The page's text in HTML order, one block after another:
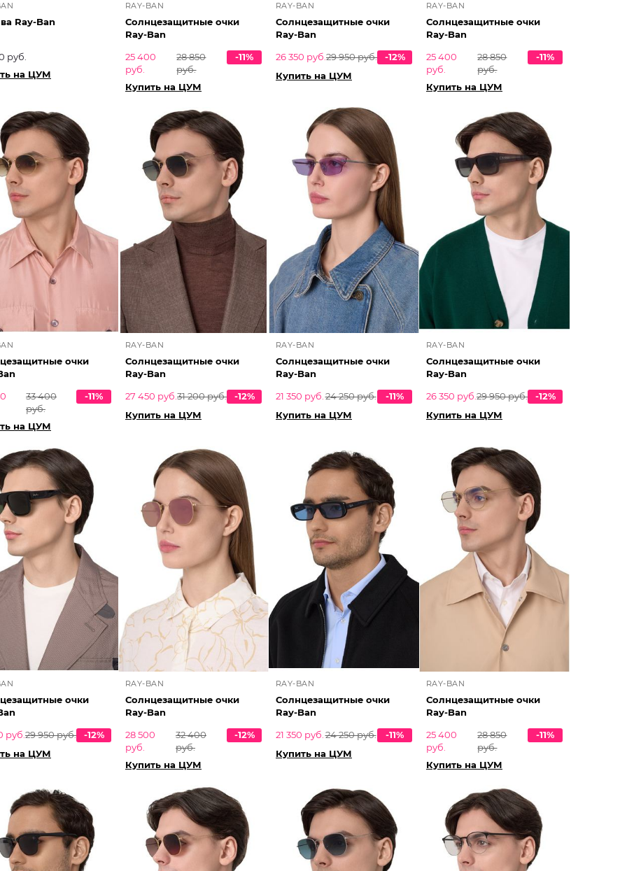
Ray-Ban
руб.
на ЦУМ
RAY-BAN
Солнцезащитные очки
Ray-Ban
25 400
руб.
28 850
руб.
-11%
Купить на ЦУМ
RAY-BAN
Солнцезащитные очки
Ray-Ban
26 350 руб. 29 950 руб.
-12%
Купить на ЦУМ
RAY-BAN
Солнцезащитные очки
Ray-Ban
25 400
руб.
28 850
руб.
-11%
Купить на ЦУМ
очки
33 400
руб.
-11%
на ЦУМ
RAY-BAN
Солнцезащитные очки
Ray-Ban
27 450 руб. 31 200 руб.
-12%
Купить на ЦУМ
RAY-BAN
Солнцезащитные очки
Ray-Ban
21 350 руб. 24 250 руб.
-11%
Купить на ЦУМ
RAY-BAN
Солнцезащитные очки
Ray-Ban
26 350 руб. 29 950 руб.
-12%
Купить на ЦУМ
очки
руб. 29 950 руб.
-12%
на ЦУМ
RAY-BAN
Солнцезащитные очки
Ray-Ban
28 500
руб.
32 400
руб.
-12%
Купить на ЦУМ
RAY-BAN
Солнцезащитные очки
Ray-Ban
21 350 руб. 24 250 руб.
-11%
Купить на ЦУМ
RAY-BAN
Солнцезащитные очки
Ray-Ban
25 400
руб.
28 850
руб.
-11%
Купить на ЦУМ